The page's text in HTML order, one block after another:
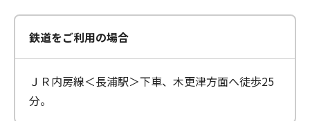
鉄道をご利用の場合
ＪＲ内房線＜長浦駅＞下車、木更津方面へ徒歩25
分。